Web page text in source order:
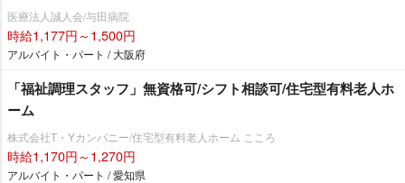
医療法人誠人会/与田病院
時給1,177円～1,500円
アルバイト・パート / 大阪府
「福祉調理スタッフ」無資格可/シフト相談可/住宅型有料老人ホ
ーム
株式会社T・Yカンパニー/住宅型有料老人ホーム こころ
時給1,170円～1,270円
アルバイト・パート / 愛知県